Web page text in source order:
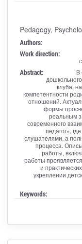
Pedagogy,
Authors:
Work direction:
Abstract:
В
клуба,
компетентности
отношений.
формы
реальным
современного
педагог»,
слушателями, а
процесса.
работы,
работы
и
укреплении
Keywords: